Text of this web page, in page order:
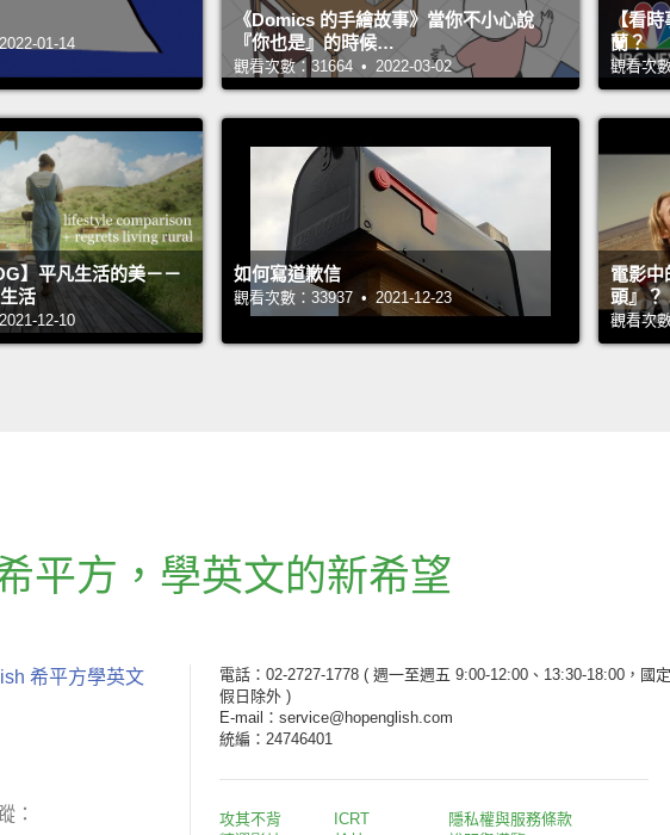
01-14
《Domics 的手繪故事》當你不小心說
『你也是』的時候…
觀看次數：31664 • 2022-03-02
【看
蘭？
觀看次
】平凡生活的美－－
活
12-10
如何寫道歉信
觀看次數：33937 • 2021-12-23
電影中
頭』？
觀看次
平方 ， 學英文的新希望
希平方學英文
：
電話：02-2727-1778 ( 週一至週五 9:00-12:00、13:30-18:00，國定
假日除外 )
E-mail：service@hopenglish.com
統編：24746401
攻其不背
ICRT
隱私權與服務條款